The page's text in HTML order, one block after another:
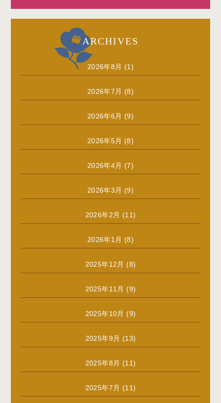
ARCHIVES
2026年8月 (1)
2026年7月 (8)
2026年6月 (9)
2026年5月 (8)
2026年4月 (7)
2026年3月 (9)
2026年2月 (11)
2026年1月 (8)
2025年12月 (8)
2025年11月 (9)
2025年10月 (9)
2025年9月 (13)
2025年8月 (11)
2025年7月 (11)